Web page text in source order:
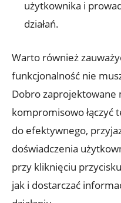
użytkownika i
działań.
Warto również
funkcjonalność nie
Dobro
kompromisowo łączyć
do efektywnego,
doświadczenia
przy kliknięciu
jak i dostarczać